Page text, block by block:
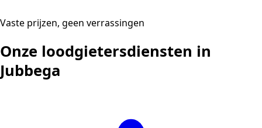
Vaste prijzen, geen verrassingen
Onze loodgietersdiensten in
Jubbega